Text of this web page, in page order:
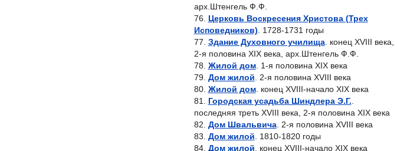
арх.Штенгель Ф.Ф.
Церковь Воскресения Христова (Трех
Исповедников) . 1728-1731 годы
Здание Духовного училища. конец XVIII века,
2-я половина XIX века, арх.Штенгель Ф.Ф.
Жилой дом. 1-я половина XIX века
Дом жилой . 2-я половина XVIII века
Жилой дом. конец XVIII-начало XIX века
Городская усадьба Шиндлера Э.Г.
последняя треть XVIII века, 2-я половина XIX века
Дом Швальвича. 2-я половина XVIII века
Дом жилой . 1810-1820 годы
Дом жилой . конец XVIII-начало XIX века